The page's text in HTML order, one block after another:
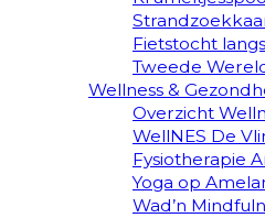
Fietstocht
Tweede
Wellness &
Overzicht
WellNES De
Fysiotherapie
Yoga op
Wad’n